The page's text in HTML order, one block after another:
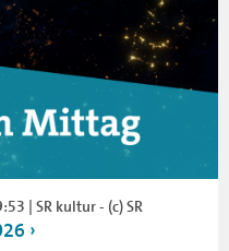
| SR kultur - (c) SR